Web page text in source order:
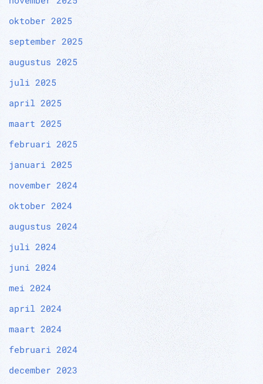
oktober 2025
september 2025
augustus 2025
juli 2025
april 2025
maart 2025
februari 2025
januari 2025
november 2024
oktober 2024
augustus 2024
juli 2024
juni 2024
mei 2024
april 2024
maart 2024
februari 2024
december 2023